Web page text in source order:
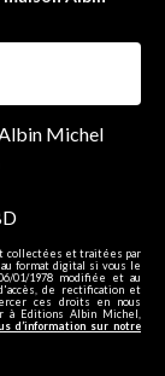
Albin Michel
collectées et traitées par
format digital si vous le
01/1978 modifiée et au
de rectification et
ces droits en nous
à Editions Albin Michel,
d’information sur notre